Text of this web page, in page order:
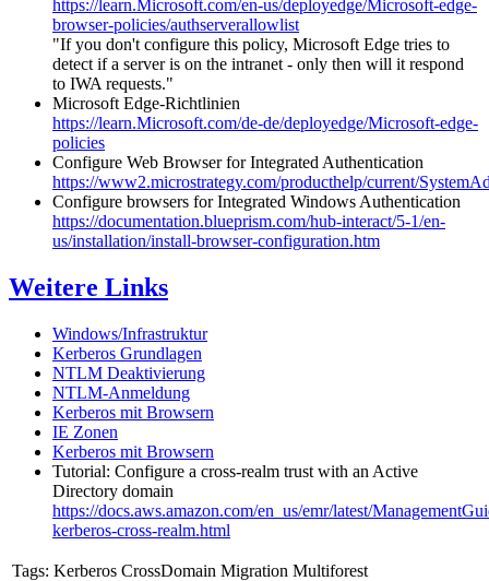
https://learn.Microsoft.com/en-us/deployedge/Microsoft-edge-
browser-policies/authserverallowlist
"If you don't configure this policy, Microsoft Edge tries to
detect if a server is on the intranet - only then will it respond
to IWA requests."
Microsoft Edge-Richtlinien
https://learn.Microsoft.com/de-de/deployedge/Microsoft-edge-
policies
Configure Web Browser for Integrated Authentication
https://www2.microstrategy.com/producthelp/current/
Configure browsers for Integrated Windows Authentication
https://documentation.blueprism.com/hub-interact/5-1/en-
us/installation/install-browser-configuration.htm
Weitere Links
Windows/Infrastruktur
Kerberos Grundlagen
NTLM Deaktivierung
NTLM-Anmeldung
Kerberos mit Browsern
IE Zonen
Kerberos mit Browsern
Tutorial: Configure a cross-realm trust with an Active
Directory domain
https://docs.aws.amazon.com/en_us/emr/latest/
kerberos-cross-realm.html
Tags: Kerberos CrossDomain Migration Multiforest